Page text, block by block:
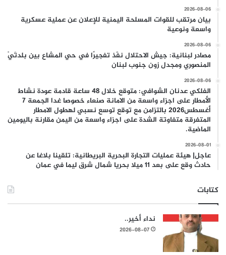
2026-08-06
بيان مرتقب للقوات المسلحة اليمنية للإعلان عن عملية عسكرية
واسعة ونوعية
2026-08-06
مصادر لبنانية: جيش الاحتلال نفّذ تفجيرًا في حي المشاع بين بلدتَيْ
المنصوري ومجدل زون جنوب لبنان
2026-08-06
الفلكي عدنان الشوافي: متوقع خلال 48 ساعة قادمة عودة نشاط
الأمطار على اجزاء واسعة من الامانة صنعاء خصوصا غدا الجمعة 7
أغسطس2026 بالتزامن مع توقع توسع نسبي لهطول الامطار
المتفرقة متفاوتة الشدة على اجزاء واسعة من اليمن مقارنة باليومين
الماضية.
2026-08-01
عاجل| هيئة عمليات التجارة البحرية البريطانية: تلقينا بلاغا عن
حادث وقع على بعد 11 ميلا بحريا شمال شرق ليما في عمان
كتابات
نداء أخير..
2026-08-07